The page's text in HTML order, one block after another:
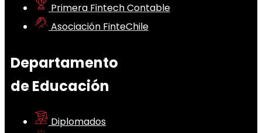
Primera Fintech Contable
Asociación FinteChile
Departamento
de Educación
Diplomados